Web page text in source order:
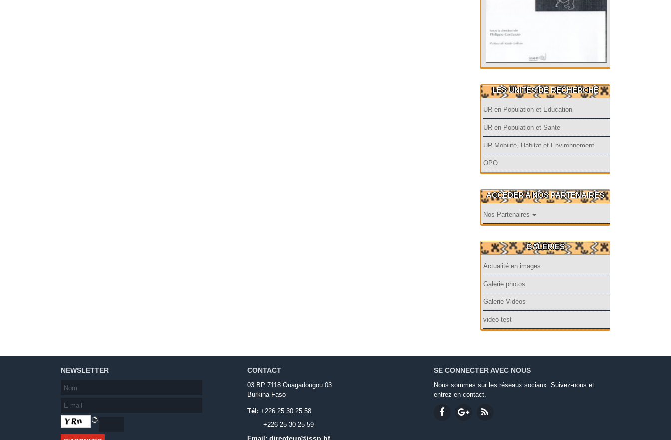
LES UNITES DE RECHERCHE
UR en Population et Education
UR en Population et Sante
UR Mobilité, Habitat et Environnement
OPO
ACCEDER A NOS PARTENAIRES
Nos Partenaires
GALERIES
Actualité en images
Galerie photos
Galerie Vidéos
video test
NEWSLETTER CONTACT
03 BP 7118 Ouagadougou 03
Burkina Faso
Tél:+226 25 30 25 58
+226 25 30 25 59
Email:directeur@issp.bf
SE CONNECTER AVEC NOUS
Nous sommes sur les réseaux sociaux. Suivez-nous et
entrez en contact.